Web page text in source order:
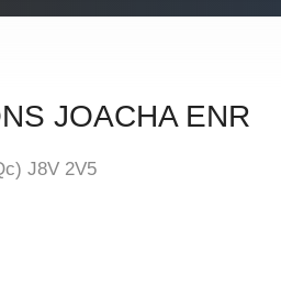
JOACHA ENR
J8V 2V5